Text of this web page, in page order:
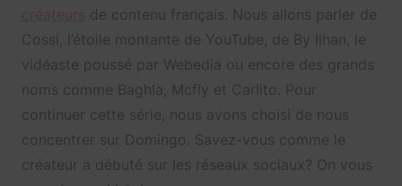
de contenu français. Nous allons parler de
Cossi, l’étoile montante de YouTube, de By Ilhan, le
vidéaste poussé par Webedia ou encore des grands
noms comme Baghla, Mcfly et Carlito. Pour
continuer cette série, nous avons choisi de nous
concentrer sur Domingo. Savez-vous comme le
créateur a débuté sur les réseaux sociaux? On vous